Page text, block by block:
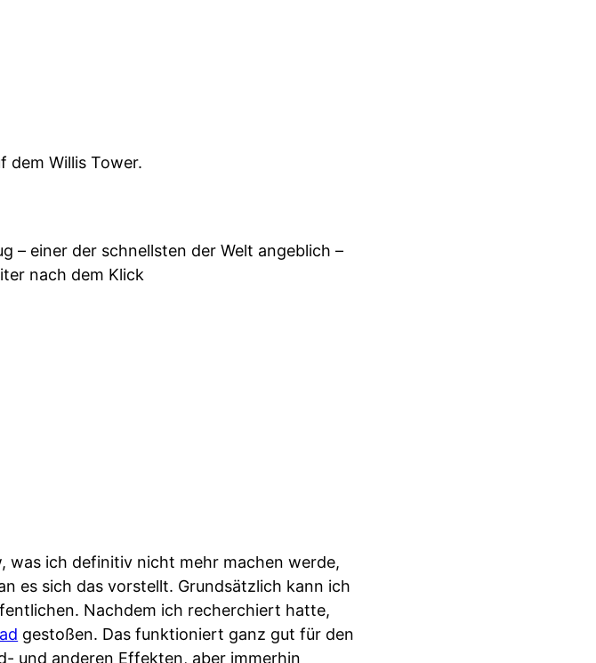
dem Willis Tower.
– einer der schnellsten der Welt angeblich –
nach dem Klick
was ich definitiv nicht mehr machen werde,
es sich das vorstellt. Grundsätzlich kann ich
Nachdem ich recherchiert hatte,
gestoßen. Das funktioniert ganz gut für den
und anderen Effekten, aber immerhin